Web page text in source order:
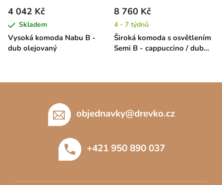
Vysoká komoda Nabu B -
dub olejovaný
4 042 Kč
Skladem
Široká komoda s osvětlením
Semi B - cappuccino / dub
8 760 Kč
4 - 7 týdnů
objednavky@drevko.cz
+421 950 890 037